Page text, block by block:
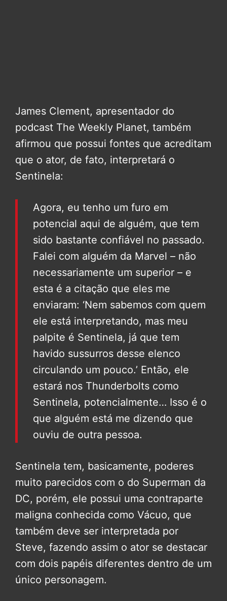
James Clement, apresentador do
podcast The Weekly Planet, também
afirmou que possui fontes que acreditam
que o ator, de fato, interpretará o
Sentinela:
Agora, eu tenho um furo em
potencial aqui de alguém, que tem
sido bastante confiável no passado.
Falei com alguém da Marvel – não
necessariamente um superior – e
esta é a citação que eles me
enviaram: ‘Nem sabemos com quem
ele está interpretando, mas meu
palpite é Sentinela, já que tem
havido sussurros desse elenco
circulando um pouco.’ Então, ele
estará nos Thunderbolts como
Sentinela, potencialmente… Isso é o
que alguém está me dizendo que
ouviu de outra pessoa.
Sentinela tem, basicamente, poderes
muito parecidos com o do Superman da
DC, porém, ele possui uma contraparte
maligna conhecida como Vácuo, que
também deve ser interpretada por
Steve, fazendo assim o ator se destacar
com dois papéis diferentes dentro de um
único personagem.